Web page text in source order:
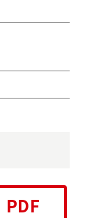
PDF